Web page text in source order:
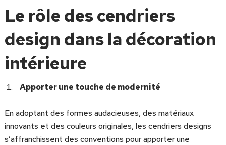
Le rôle des cendriers
design dans la décoration
intérieure
Apporter une touche de modernité
En adoptant des formes audacieuses, des matériaux
innovants et des couleurs originales, les cendriers designs
s’affranchissent des conventions pour apporter une